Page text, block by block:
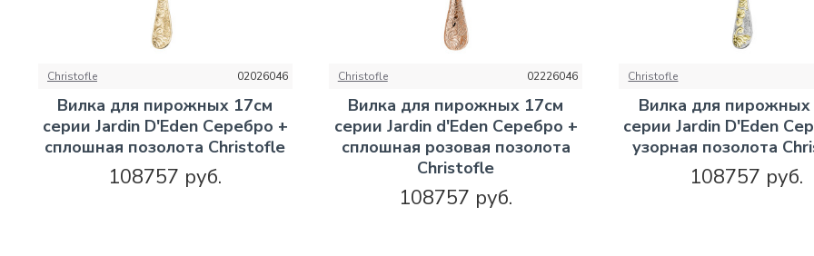
Christofle 02026046
Вилка для пирожных 17см
серии Jardin D'Eden Серебро +
сплошная позолота Christofle
108757 руб.
Christofle 02226046
Вилка для пирожных 17см
серии Jardin d'Eden Серебро +
сплошная розовая позолота
Christofle
108757 руб.
Christofle
Вилка для пирожных
серии Jardin D'Eden
узорная позолота
108757 руб.